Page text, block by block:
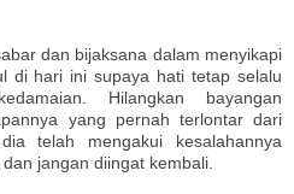
dan bijaksana dalam menyikapi
di hari ini supaya hati tetap selalu
Hilangkan bayangan
yang pernah terlontar dari
telah mengakui kesalahannya
jangan diingat kembali.